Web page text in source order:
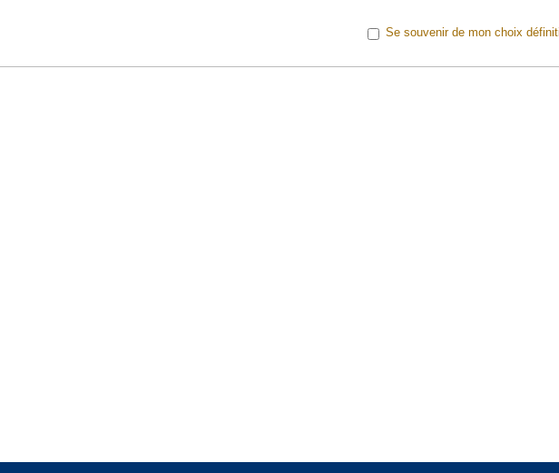
Se souvenir de mon choix